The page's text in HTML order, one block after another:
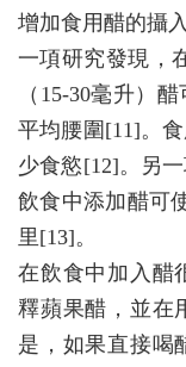
增加食用醋的攝
一項研究發現，
（15-30毫升）
平均腰圍[11]。
少食慾[12]。另
飲食中添加醋可
里[13]。
在飲食中加入醋
釋蘋果醋，並在
是，如果直接喝